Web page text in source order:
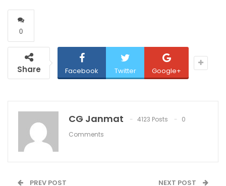
0
Share Facebook Twitter Google+
CG Janmat 4123 Posts
0
Comments
PREV POST NEXT POST